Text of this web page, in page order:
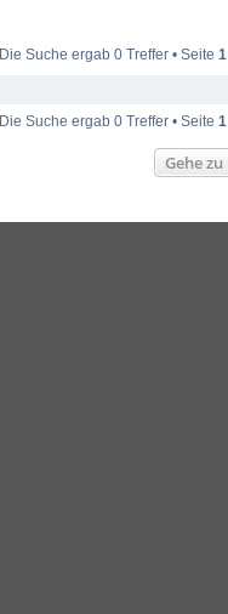
Die Suche ergab 0 Treffer • Seite 1
Die Suche ergab 0 Treffer • Seite 1
Gehe zu